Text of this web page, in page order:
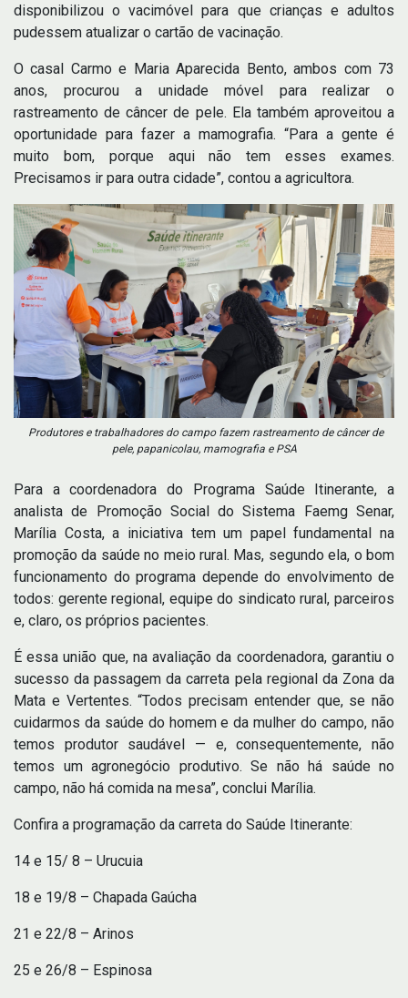
disponibilizou o vacimóvel para que crianças e adultos
pudessem atualizar o cartão de vacinação.
O casal Carmo e Maria Aparecida Bento, ambos com 73
anos, procurou a unidade móvel para realizar o
rastreamento de câncer de pele. Ela também aproveitou a
oportunidade para fazer a mamografia. “Para a gente é
muito bom, porque aqui não tem esses exames.
Precisamos ir para outra cidade”, contou a agricultora.
Produtores e trabalhadores do campo fazem rastreamento de câncer de
pele, papanicolau, mamografia e PSA
Para a coordenadora do Programa Saúde Itinerante, a
analista de Promoção Social do Sistema Faemg Senar,
Marília Costa, a iniciativa tem um papel fundamental na
promoção da saúde no meio rural. Mas, segundo ela, o bom
funcionamento do programa depende do envolvimento de
todos: gerente regional, equipe do sindicato rural, parceiros
e, claro, os próprios pacientes.
É essa união que, na avaliação da coordenadora, garantiu o
sucesso da passagem da carreta pela regional da Zona da
Mata e Vertentes. “Todos precisam entender que, se não
cuidarmos da saúde do homem e da mulher do campo, não
temos produtor saudável — e, consequentemente, não
temos um agronegócio produtivo. Se não há saúde no
campo, não há comida na mesa”, conclui Marília.
Confira a programação da carreta do Saúde Itinerante:
14 e 15/ 8 – Urucuia
18 e 19/8 – Chapada Gaúcha
21 e 22/8 – Arinos
25 e 26/8 – Espinosa